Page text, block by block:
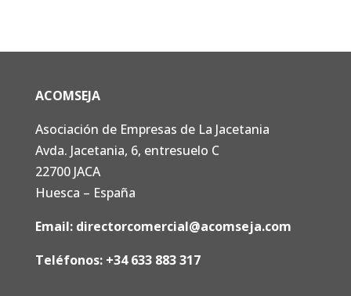
ACOMSEJA
Asociación de Empresas de La Jacetania
Avda. Jacetania, 6, entresuelo C
22700 JACA
Huesca – España
Email: directorcomercial@acomseja.com
Teléfonos: +34 633 883 317